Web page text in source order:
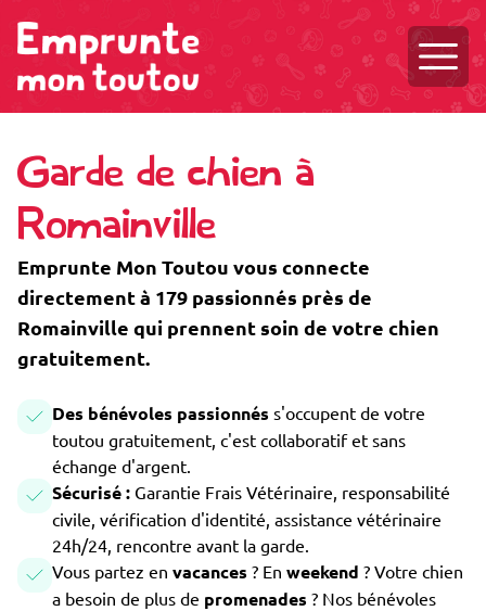
Garde de chien à
Romainville
Emprunte Mon Toutou vous connecte
directement à 179 passionnés près de
Romainville qui prennent soin de votre chien
gratuitement.
Des bénévoles passionnés s'occupent de votre
toutou gratuitement, c'est collaboratif et sans
échange d'argent.
Sécurisé : Garantie Frais Vétérinaire, responsabilité
civile, vérification d'identité, assistance vétérinaire
24h/24, rencontre avant la garde.
Vous partez en vacances ? En weekend ? Votre chien
a besoin de plus de promenades ? Nos bénévoles